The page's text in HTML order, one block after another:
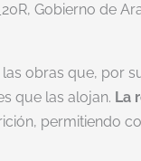
Gobierno de
obras que, por
que las alojan. La
permitiendo